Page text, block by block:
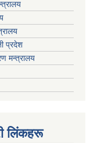
प्रदेश
मन्त्रालय
लिंकहरू